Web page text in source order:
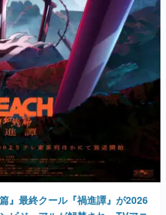
』最終クール『禍進譚』が2026
ビジュアルが解禁され、TVアニ
トエピソード企画の実施も決定
2026年6月21日 公開